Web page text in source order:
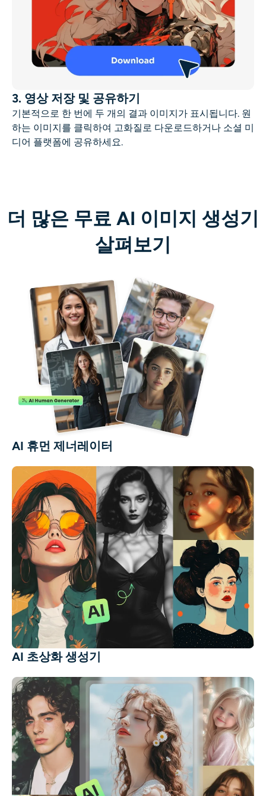
3. 영상 저장 및 공유하기
기본적으로 한 번에 두 개의 결과 이미지가 표시됩니다. 원
하는 이미지를 클릭하여 고화질로 다운로드하거나 소셜 미
디어 플랫폼에 공유하세요.
더 많은 무료 AI 이미지 생성기
살펴보기
AI 휴먼 제너레이터
AI 초상화 생성기